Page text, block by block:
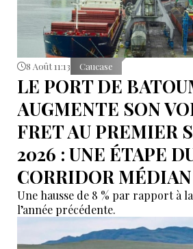
8 Août 11:13 Caucase
LE PORT DE
AUGMENTE SON
FRET AU PREMIER
2026 : UNE ÉTAPE
CORRIDOR MÉDIAN
Une hausse de 8 % par rapport à
l’année précédente.